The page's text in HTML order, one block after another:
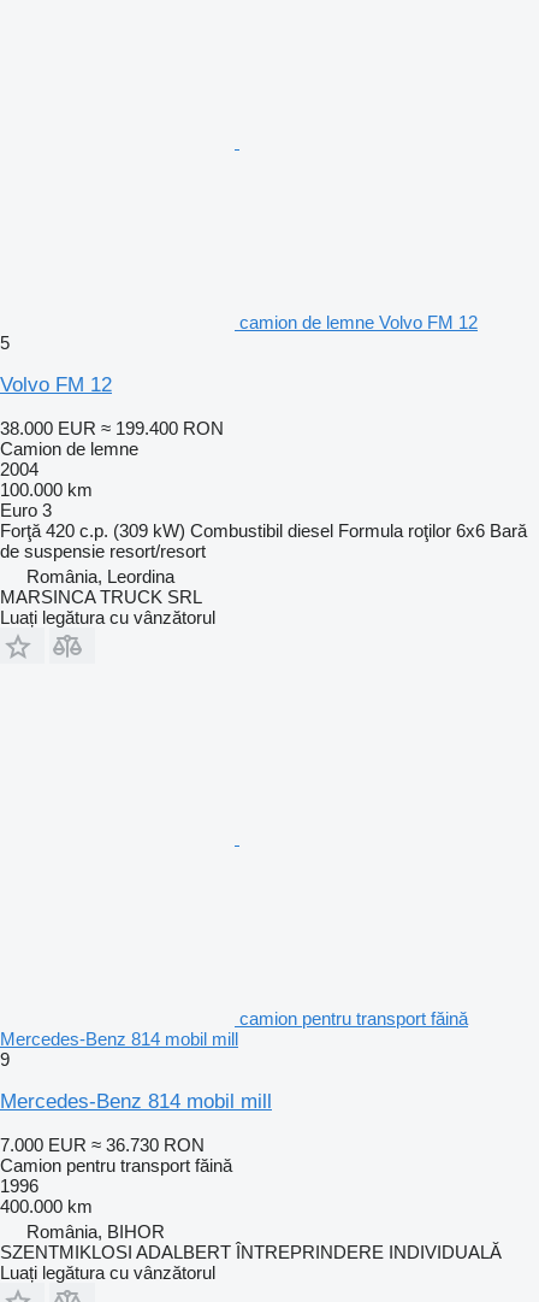
camion de lemne Volvo FM 12
5
Volvo FM 12
38.000 EUR ≈ 199.400 RON
Camion de lemne
2004
100.000 km
Euro 3
Forţă 420 c.p. (309 kW) Combustibil diesel Formula roţilor 6x6 Bară
de suspensie resort/resort
România, Leordina
MARSINCA TRUCK SRL
Luați legătura cu vânzătorul
camion pentru transport făină
Mercedes-Benz 814 mobil mill
9
Mercedes-Benz 814 mobil mill
7.000 EUR ≈ 36.730 RON
Camion pentru transport făină
1996
400.000 km
România, BIHOR
SZENTMIKLOSI ADALBERT ÎNTREPRINDERE INDIVIDUALĂ
Luați legătura cu vânzătorul